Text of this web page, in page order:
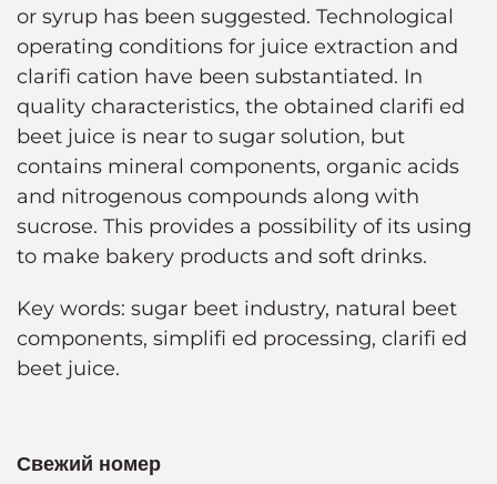
or syrup has been suggested. Technological
operating conditions for juice extraction and
clarifi cation have been substantiated. In
quality characteristics, the obtained clarifi ed
beet juice is near to sugar solution, but
contains mineral components, organic acids
and nitrogenous compounds along with
sucrose. This provides a possibility of its using
to make bakery products and soft drinks.
Key words: sugar beet industry, natural beet
components, simplifi ed processing, clarifi ed
beet juice.
Свежий номер